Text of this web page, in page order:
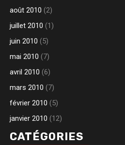
août 2010 (2)
juillet 2010 (1)
juin 2010 (5)
mai 2010 (7)
avril 2010 (6)
mars 2010 (7)
février 2010 (5)
janvier 2010 (12)
CATÉGORIES